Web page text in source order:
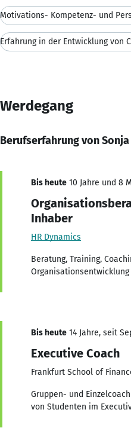
Erfahrung in der Entwicklung von
Werdegang
Berufserfahrung von
Bis heute 10 Jahre und 8
Inhaber
HR Dynamics
Beratung, Training,
Organisationsentwicklung
Bis heute 14 Jahre, seit
Executive Coach
Frankfurt School of
Gruppen- und
von Studenten im